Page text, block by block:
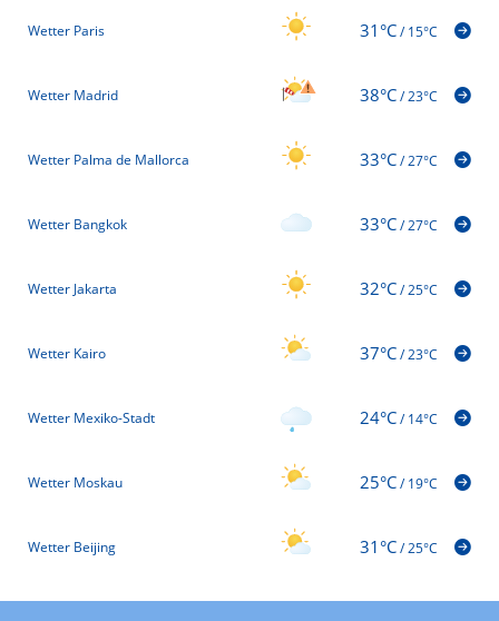
Wetter Paris 31°C/15°C
Wetter Madrid 38°C/23°C
Wetter Palma de Mallorca 33°C/27°C
Wetter Bangkok 33°C/27°C
Wetter Jakarta 32°C/25°C
Wetter Kairo 37°C/23°C
Wetter Mexiko-Stadt 24°C/14°C
Wetter Moskau 25°C/19°C
Wetter Beijing 31°C/25°C